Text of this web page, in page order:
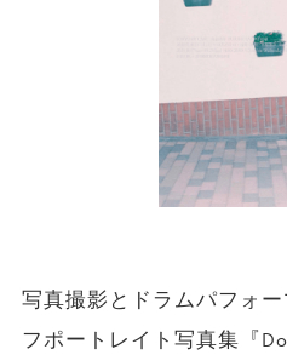
写真撮影とドラムパフォ
フポートレイト写真集『